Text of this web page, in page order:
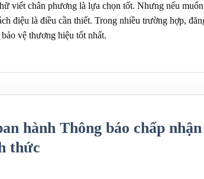
viết chân phương là lựa chọn tốt. Nhưng nếu
điệu là điều cần thiết. Trong nhiều trường hợp,
vệ thương hiệu tốt nhất.
hành Thông báo chấp nhận
thức